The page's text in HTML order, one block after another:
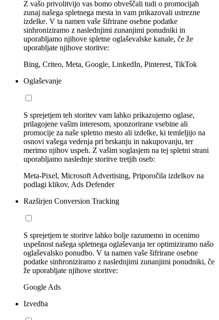
Z vašo privolitvijo vas bomo obveščali tudi o promocijah
zunaj našega spletnega mesta in vam prikazovali ustrezne
izdelke. V ta namen vaše šifrirane osebne podatke
sinhroniziramo z naslednjimi zunanjimi ponudniki in
uporabljamo njihove spletne oglaševalske kanale, če že
uporabljate njihove storitve:
Bing, Criteo, Meta, Google, LinkedIn, Pinterest, TikTok
Oglaševanje
S sprejetjem teh storitev vam lahko prikazujemo oglase,
prilagojene vašim interesom, sponzorirane vsebine ali
promocije za naše spletno mesto ali izdelke, ki temleljijo na
osnovi vašega vedenja pri brskanju in nakupovanju, ter
merimo njihov uspeh. Z vašim soglasjem na tej spletni strani
uporabljamo naslednje storitve tretjih oseb:
Meta-Pixel, Microsoft Advertising, Priporočila izdelkov na
podlagi klikov, Ads Defender
Razširjen Conversion Tracking
S sprejetjem te storitve lahko bolje razumemo in ocenimo
uspešnost našega spletnega oglaševanja ter optimiziramo našo
oglaševalsko ponudbo. V ta namen vaše šifrirane osebne
podatke sinhroniziramo z naslednjimi zunanjimi ponudniki, če
že uporabljate njihove storitve:
Google Ads
Izvedba